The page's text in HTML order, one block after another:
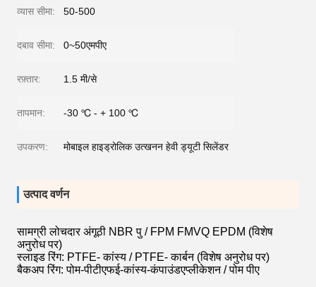
व्यास सीमा: 50-500
दबाव सीमा: 0~50एमपीए
रफ़्तार: 1.5 मी/से
तापमान: -30 ℃ - + 100 ℃
उपकरण: मोबाइल हाइड्रोलिक उत्खनन हेवी ड्यूटी सिलेंडर
उत्पाद वर्णन
सामग्री लोचदार अंगूठी NBR पु / FPM FMVQ EPDM (विशेष
अनुरोध पर)
स्लाइड रिंग: PTFE- कांस्य / PTFE- कार्बन (विशेष अनुरोध पर)
बैकअप रिंग: पोम-पीटीएफई-कांस्य-कंपाउंडएप्लीकेशन / पोम पीए